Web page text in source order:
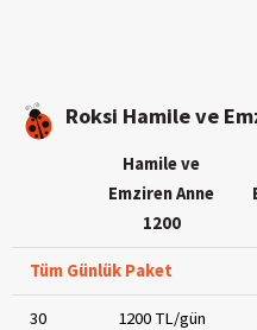
Roksi Hamile ve
Hamile ve
Emziren Anne
1200
Tüm Günlük Paket
30
1200 TL/gün